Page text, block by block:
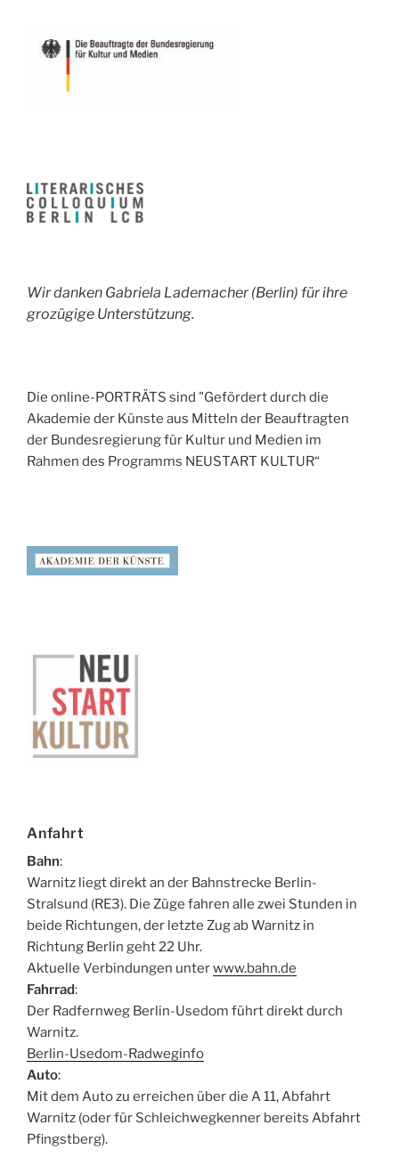
Wir danken Gabriela Lademacher (Berlin) für ihre
grozügige Unterstützung.
Die online-PORTRÄTS sind "Gefördert durch die
Akademie der Künste aus Mitteln der Beauftragten
der Bundesregierung für Kultur und Medien im
Rahmen des Programms NEUSTART KULTUR“
Anfahrt
Bahn:
Warnitz liegt direkt an der Bahnstrecke Berlin-
Stralsund (RE3). Die Züge fahren alle zwei Stunden in
beide Richtungen, der letzte Zug ab Warnitz in
Richtung Berlin geht 22 Uhr.
Aktuelle Verbindungen unterwww.bahn.de
Fahrrad:
Der Radfernweg Berlin-Usedom führt direkt durch
Warnitz.
Berlin-Usedom-Radweginfo
Auto:
Mit dem Auto zu erreichen über die A 11, Abfahrt
Warnitz (oder für Schleichwegkenner bereits Abfahrt
Pfingstberg).